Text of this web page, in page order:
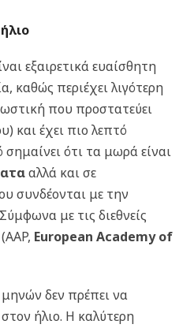
εξαιρετικά ευαίσθητη
καθώς περιέχει λιγότερη
που προστατεύει
και έχει πιο λεπτό
ότι τα μωρά είναι
αλλά και σε
συνδέονται με την
Σύμφωνα με τις διεθνείς
European Academy of
δεν πρέπει να
ήλιο. Η καλύτερη